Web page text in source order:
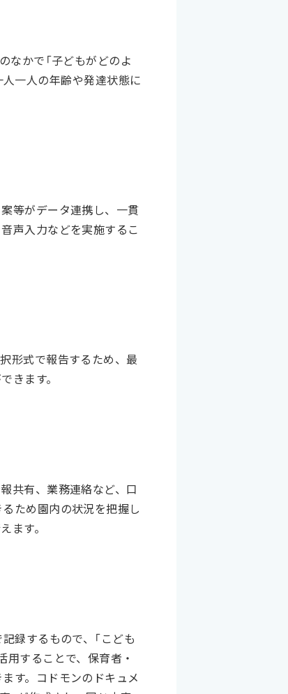
かで「子どもがどのよ
人一人の年齢や発達状態に
等がデータ連携し、一貫
声入力などを実施するこ
形式で報告するため、最
きます。
共有、業務連絡など、口
ため園内の状況を把握し
ます。
録するもので、「こども
することで、保育者・
す。コドモンのドキュメ